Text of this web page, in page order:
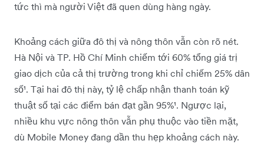
tức thì mà người Việt đã quen dùng hàng ngày.
Khoảng cách giữa đô thị và nông thôn vẫn còn rõ nét.
Hà Nội và TP. Hồ Chí Minh chiếm tới 60% tổng giá trị
giao dịch của cả thị trường trong khi chỉ chiếm 25% dân
số¹. Tại hai đô thị này, tỷ lệ chấp nhận thanh toán kỹ
thuật số tại các điểm bán đạt gần 95%¹. Ngược lại,
nhiều khu vực nông thôn vẫn phụ thuộc vào tiền mặt,
dù Mobile Money đang dần thu hẹp khoảng cách này.